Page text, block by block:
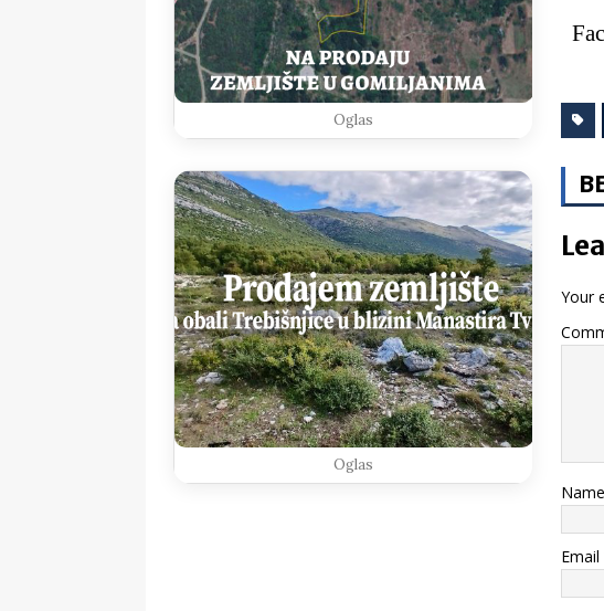
Your
Name
Email
Oglas
Oglas